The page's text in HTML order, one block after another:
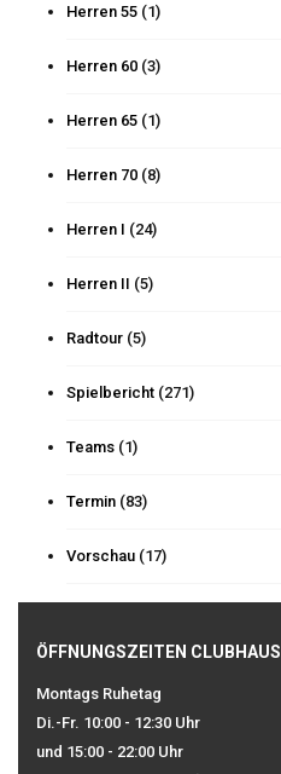
Herren 55 (1)
Herren 60 (3)
Herren 65 (1)
Herren 70 (8)
Herren I (24)
Herren II (5)
Radtour (5)
Spielbericht (271)
Teams (1)
Termin (83)
Vorschau (17)
ÖFFNUNGSZEITEN CLUBHAUS
Montags Ruhetag
Di.-Fr. 10:00 - 12:30 Uhr
und 15:00 - 22:00 Uhr